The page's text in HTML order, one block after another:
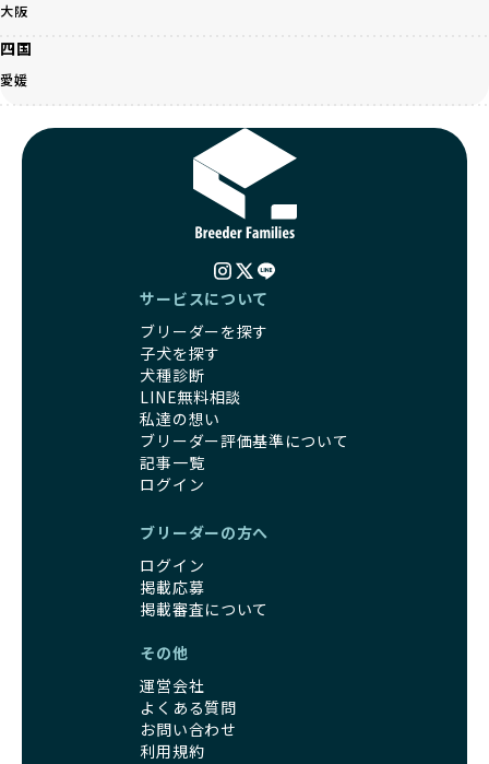
でなく、すべてのワンちゃんに優しい未来を創るための大き
な一歩です。ユーザーの皆さんがBreederFamiliesを通じて
子犬をお迎えすることで、こうした社会貢献活動を間接的に
支えることができます。
BreederFamiliesに登録されているブリーダーは、子犬が心
身ともに健康に育つための環境づくりに全力を注いでいま
遺伝的なリスクを最小限に抑えた繁殖計画、栄養バランスが
考えられた食事、子犬がのびのびと動ける適度な運動環境、
その結果、BreederFamiliesを通じてお迎えする子犬は、元
気で健康なスタートを切れることが大きな魅力です。
子犬の社会性は、家庭でのしつけをスムーズにする重要なポ
イントです。BreederFamiliesのブリーダーは、母犬や兄弟
犬、人との触れ合いの時間をしっかり確保し、子犬が自然に
コミュニケーション能力を身につけられるよう育てていま
家庭に迎えたその日から、すでに社会性の基盤ができている
ため、新しい環境にもスムーズに適応できます。
これにより、飼い主さんにとっても安心してスタートできる
BreederFamiliesのブリーダーは、犬種に関する豊富な知識
理やしつけ、生活スタイルに合わせた育て方について、丁寧
なアドバイスを受けられます。「この犬種ならではの特徴
は？」「食事はどうしたらいい？」など、疑問や悩みがあれ
ば、専門的な視点から解決のヒントをもらえるのも安心でき
るポイントです。
BreederFamiliesでは、すべてのブリーダーが厳しい基準を
クリアした方々だけです。運営チームがブリーダーに直接ヒ
アリングを行い、現地確認を経て透明性の高い情報を公開し
ど、健康を犠牲にした管理がされることもあります。このよ
うな方法では、ワンちゃんの免疫力や体力が低下し、飼い主
ます。
優良ブリーダーは、こうした流行に流されず、ワンちゃんの
健康を最優先に考えています。特に小さいワンちゃんやレア
カラーの子犬を販売する場合は、健康リスクを十分に理解
し、飼い主にそのリスクについて丁寧に説明しています。食
事管理もしっかり行い、成長に必要な栄養を確保するなど、
ワンちゃんの健康を第一にした繁殖を心がけています。
引退犬とは、繁殖期を終えたワンちゃんたちのことを指しま
優良ブリーダーは、引退犬も家族の一員として、彼らの幸せ
を願っています。よって、引退後も自宅で飼育を続けるか、
信頼できる相手に譲渡するなど、ワンちゃんが幸せに暮らせ
るように配慮します。
一方、営利優先ブリーダーは引退犬を「コスト」として考
え、早く手放すことを考えます。場合によっては、悪徳保護
団体に引き渡されることもあり、ワンちゃんの生活が不安定
引退犬に対する扱いがどうなっているかも、優良ブリーダー
を見分けるポイントとなります。
「引退犬も大切に」の詳細はこちら
社会化とは、ワンちゃんが人間や他の犬、日常の環境にスム
会化は、生後3週間から12週間頃の「社会化期」と呼ばれる
時期が特に重要です。この期間は、ブリーダーが飼育してい
る時期と重なるため、ワンちゃんが人や他の犬、家庭環境に
対して適応力を高めるための基礎を築く貴重な機会となりま
大阪
四国
愛媛
サービスについて
ブリーダーを探す
子犬を探す
犬種診断
LINE無料相談
私達の想い
ブリーダー評価基準について
記事一覧
ログイン
ブリーダーの方へ
ログイン
掲載応募
掲載審査について
その他
運営会社
よくある質問
お問い合わせ
利用規約